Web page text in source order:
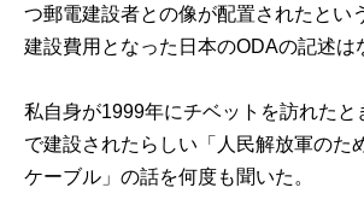
つ郵電建設者との像が配置されたとい
建設費用となった日本のODAの記述は
私自身が1999年にチベットを訪れたと
で建設されたらしい「人民解放軍のた
ケーブル」の話を何度も聞いた。